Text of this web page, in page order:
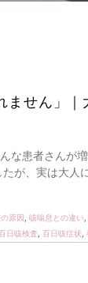
ません」
な患者さんが
が、実は大人
原因 咳喘息との違い
日咳検査 百日咳症状